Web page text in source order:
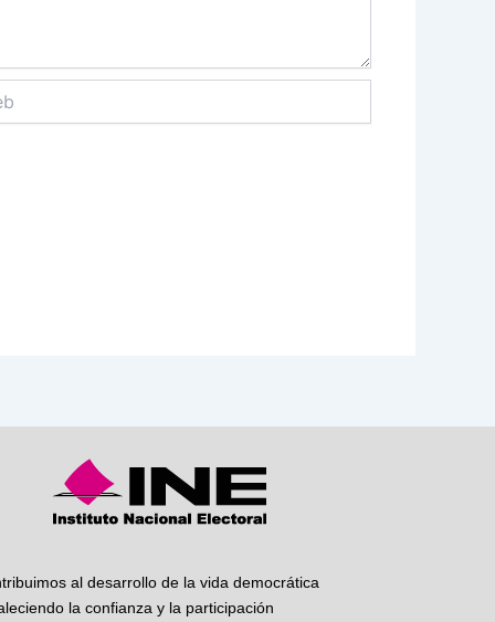
al desarrollo de la vida democrática
la confianza y la participación